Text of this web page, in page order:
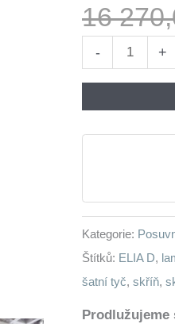
16
-
s
zásuvkami
ELIA
D
200
sonoma
+
Kategorie:
Štítků: ELIA D,
šatní tyč, skříň,
Prodlužujeme